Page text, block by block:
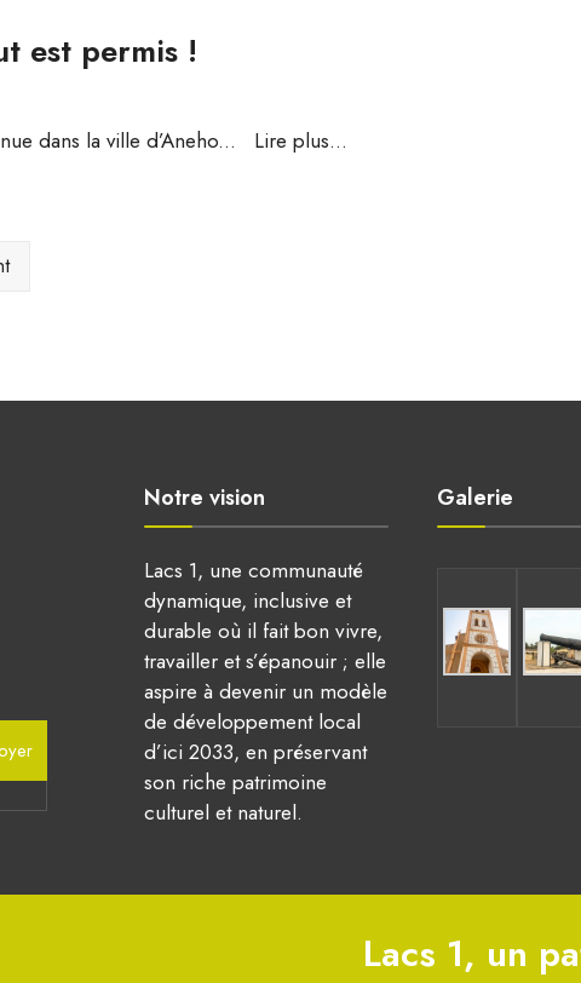
est permis !
dans la ville d’Aneho... Lire plus...
Notre vision
Lacs 1, une communauté
dynamique, inclusive et
durable où il fait bon vivre,
travailler et s’épanouir ; elle
aspire à devenir un modèle
de développement local
d’ici 2033, en préservant
son riche patrimoine
culturel et naturel.
Galerie
Lacs 1, un